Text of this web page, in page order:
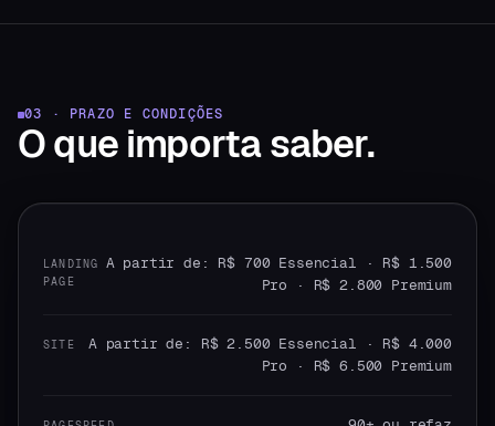
03 · PRAZO E CONDIÇÕES
O que importa saber.
LANDING
PAGE
A partir de: R$ 700 Essencial · R$ 1.500
Pro · R$ 2.800 Premium
SITE
A partir de: R$ 2.500 Essencial · R$ 4.000
Pro · R$ 6.500 Premium